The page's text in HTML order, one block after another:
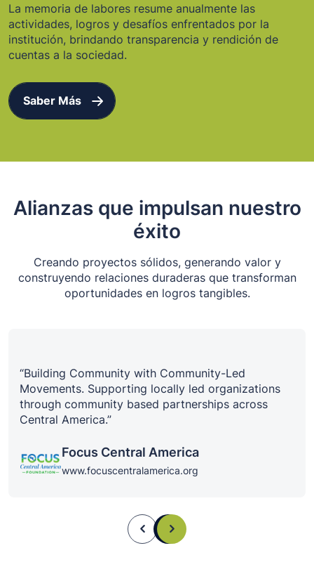
La memoria de labores resume anualmente las
actividades, logros y desafíos enfrentados por la
institución, brindando transparencia y rendición de
cuentas a la sociedad.
Saber Más
Alianzas que impulsan nuestro
éxito
Creando proyectos sólidos, generando valor y
construyendo relaciones duraderas que transforman
oportunidades en logros tangibles.
“Building Community with Community-Led
Movements. Supporting locally led organizations
through community based partnerships across
Central America.”
Focus Central America
www.focuscentralamerica.org